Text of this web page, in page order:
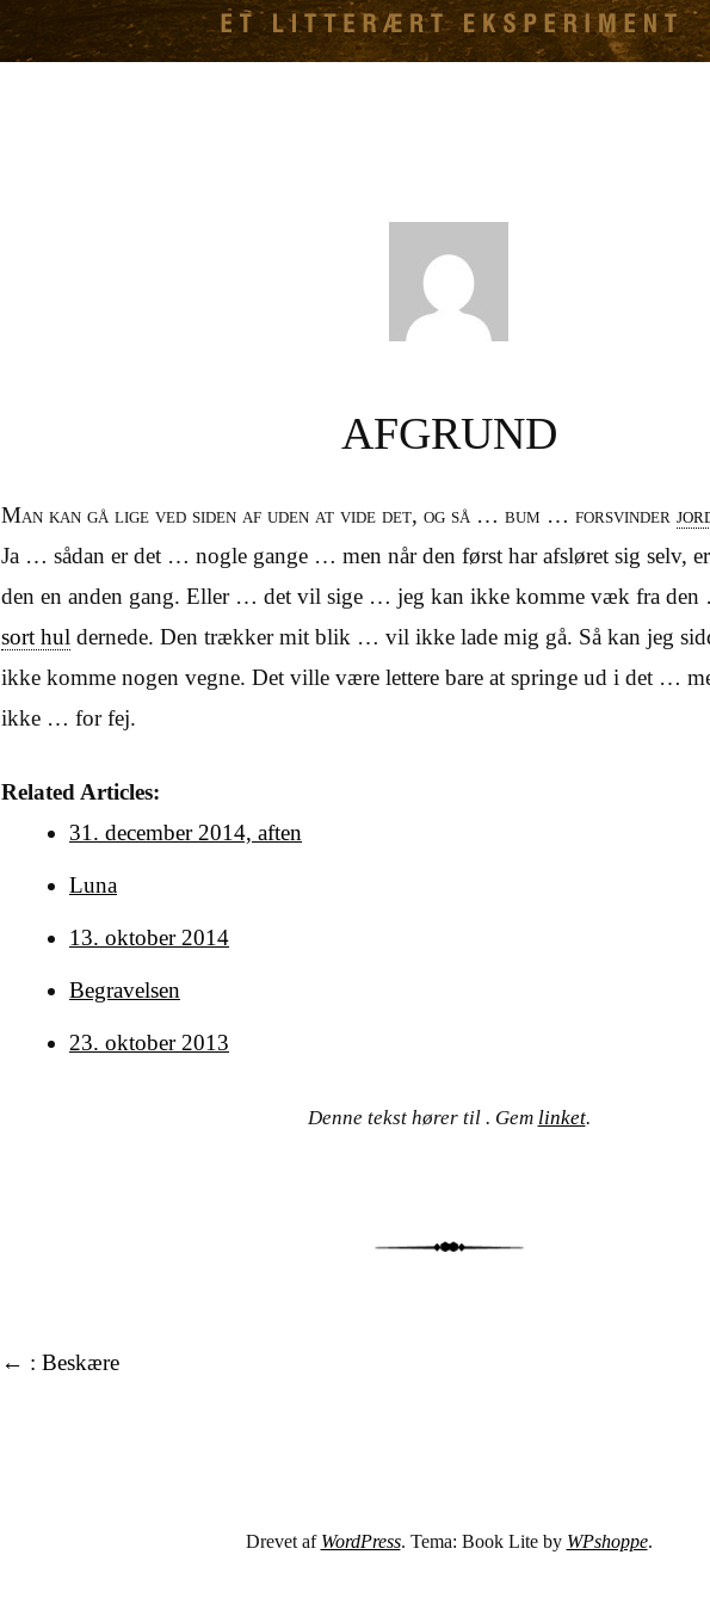
AFGRUND
Man kan gå lige ved siden af uden at vide det, og så … bum … forsvinder
Ja … sådan er det … nogle gange … men når den først har afsløret sig selv, er
den en anden gang. Eller … det vil sige … jeg kan ikke komme væk fra den
sort hul dernede. Den trækker mit blik … vil ikke lade mig gå. Så kan jeg
ikke komme nogen vegne. Det ville være lettere bare at springe ud i det …
ikke … for fej.
Related Articles:
31. december 2014, aften
Luna
13. oktober 2014
Begravelsen
23. oktober 2013
Denne tekst hører til . Gem linket.
Tekster
← : Beskære
Drevet af WordPress. Tema: Book Lite by WPshoppe.